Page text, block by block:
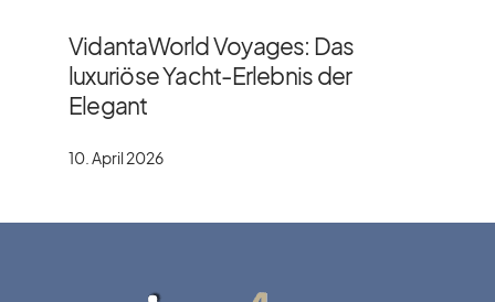
VidantaWorld Voyages: Das
luxuriöse Yacht-Erlebnis der
Elegant
10. April 2026